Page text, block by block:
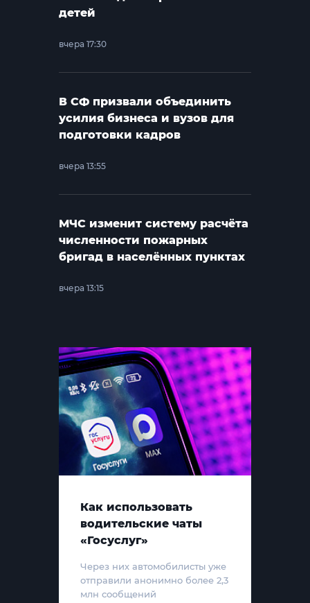
детей
вчера 17:30
В СФ призвали объединить
усилия бизнеса и вузов для
подготовки кадров
вчера 13:55
МЧС изменит систему расчёта
численности пожарных
бригад в населённых пунктах
вчера 13:15
Как использовать
водительские чаты
«Госуслуг»
Через них автомобилисты уже
отправили анонимно более 2,3
млн сообщений